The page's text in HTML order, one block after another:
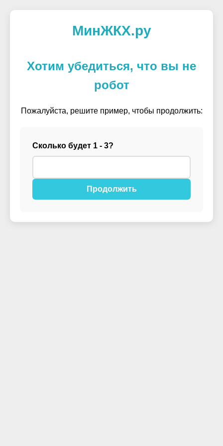
МинЖКХ.ру
Хотим убедиться, что вы не
робот
Пожалуйста, решите пример, чтобы продолжить:
Сколько будет 1 - 3?
Продолжить